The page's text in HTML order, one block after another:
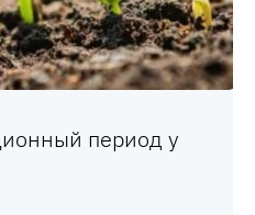
период у